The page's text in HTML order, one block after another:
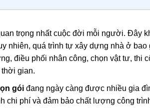
trọng nhất cuộc đời mỗi người. Đây
nhiên, quá trình tự xây dựng nhà ở
điều phối nhân công, chọn vật tư, thi
gian.
gói đang ngày càng được nhiều gia
chi phí và đảm bảo chất lượng công